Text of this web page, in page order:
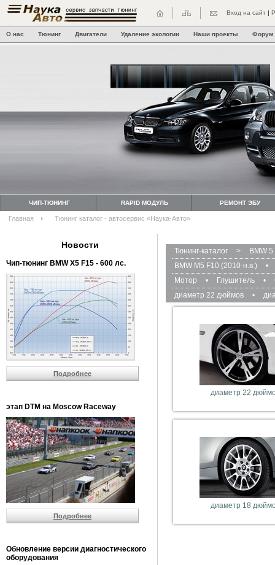
Вход на сайт |
О нас Тюнинг Двигатели Удаление экологии Наши проекты Форум
ЧИП-ТЮНИНГ RAPID МОДУЛЬ РЕМОНТ ЭБУ
Главная Тюнинг каталог - автосервис «Наука-Авто»
Новости
Чип-тюнинг BMW Х5 F15 - 600 лс.
Подробнее
этап DTM на Moscow Raceway
Подробнее
Обновление версии диагностического
оборудования
Тюнинг-каталог >
BMW
BMW M5 F10 (2010-н.в.)
•
Мотор
• Глушитель •
диаметр 22 дюймов
•
диаметр 22
диаметр 18